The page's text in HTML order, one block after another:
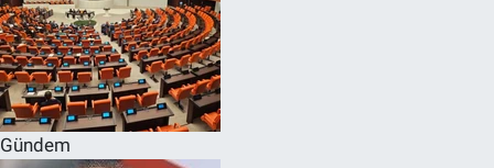
Gündem